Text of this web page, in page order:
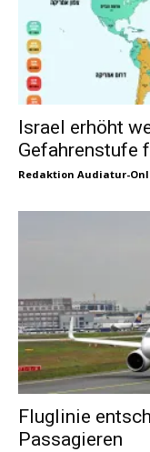
Israel erhöht
Gefahrenstufe
Redaktion Audiatur-
Fluglinie
Passagieren